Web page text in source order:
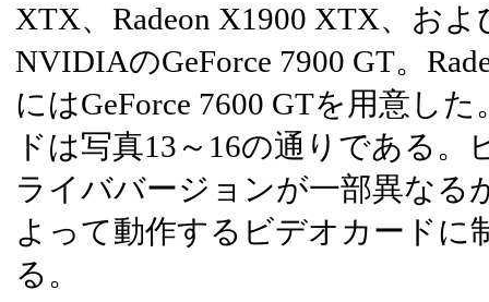
XTX、Radeon X1900 XTX、およ
NVIDIAのGeForce 7900 GT。
にはGeForce 7600 GTを用意し
ドは写真13～16の通りである
ライババージョンが一部異なる
よって動作するビデオカードに
る。